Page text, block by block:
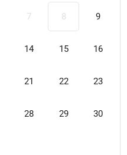
7 8 9
14 15 16
21 22 23
28 29 30